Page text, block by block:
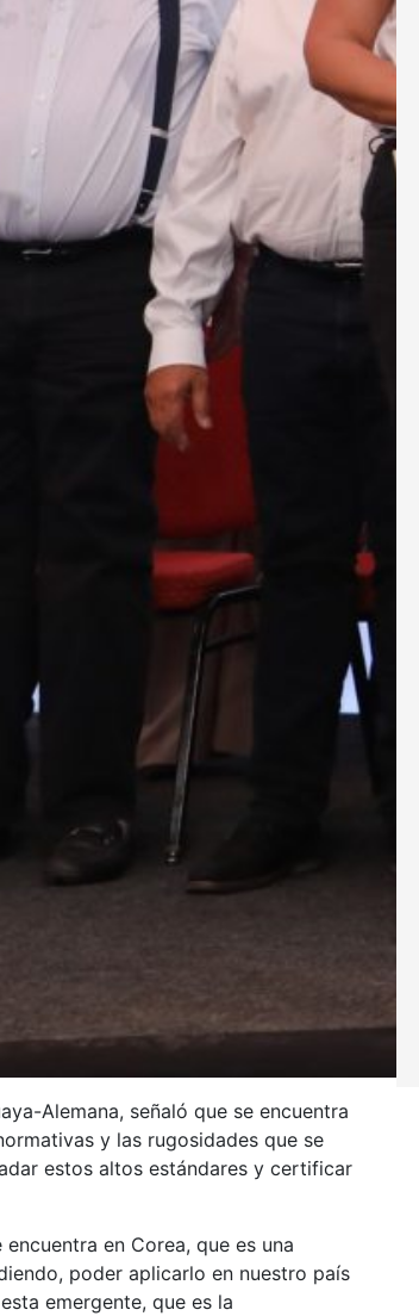
Alemana, señaló que se encuentra
y las rugosidades que se
estos altos estándares y certificar
en Corea, que es una
poder aplicarlo en nuestro país
emergente, que es la